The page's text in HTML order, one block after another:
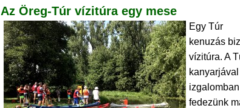
Az Öreg-Túr vízitúra egy mese
Egy Túr
kenuzás
vízitúra. A
fedezünk